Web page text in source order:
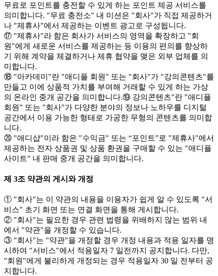
무료로 포인트를 충전할 수 있게 하는 포인트 제공 서비스를
의미합니다. "무료 충전소" 내 미션은 "회사"가 직접 제공하거
나 "제휴사"에서 제공하는 이벤트 광고로 구성됩니다.
⑰ "제휴사"라 함은 회사가 서비스의 영역을 확장하고 "회
원"에게 새로운 서비스를 제공하는 등 이용의 편의를 향상하
기 위해 계약을 체결하거나 제휴 협약을 맺은 외부 업체를 의
미합니다.
⑱ "아카데미"란 "애디플 회원" 또는 "회사"가 "강의콘텐츠"를
만들고 이에 상품적 가치를 부여해 거래할 수 있게 하는 가상
의 온라인 중개 공간을 의미합니다.⑲ 강의콘텐츠"란 "애디플
회원" 또는 "회사"가 다양한 분야의 정보나 노하우를 디지털
공간에서 이용 가능한 형태로 가공한 무형의 콘텐츠를 의미합
니다.
⑳ "애디샵"이라 함은 "수익금" 또는 “포인트”로 "제휴사"에서
제공하는 전자 상품권 및 상품 환권을 구매할 수 있는 "애디플
사이트" 내 판매 중개 공간을 의미합니다.
제 3조 약관의 게시와 개정
① "회사"는 이 약관의 내용을 이용자가 쉽게 알 수 있도록 "서
비스" 초기 화면 또는 연결 화면을 통해 게시합니다.
② "회사"는 필요한 경우 관련 법령을 위배하지 않는 범위 내
에서 "약관"을 개정할 수 있습니다.
③ "회사"는 "약관"을 개정할 경우 개정 내용과 적용 일자를 명
시하여 "서비스"에서 적용일자 7 일전까지 공지합니다. 다만,
"회원"에게 불리하게 개정되는 경우 적용일자 30 일 전부터 공
지합니다.